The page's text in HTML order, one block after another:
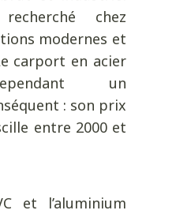
chez
modernes et
carport en acier
un
: son prix
entre 2000 et
et l’aluminium